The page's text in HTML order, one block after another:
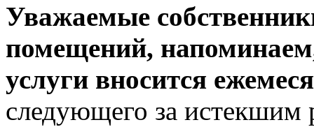
Уважаемые
помещений,
услуги вносится
следующего за истекшим